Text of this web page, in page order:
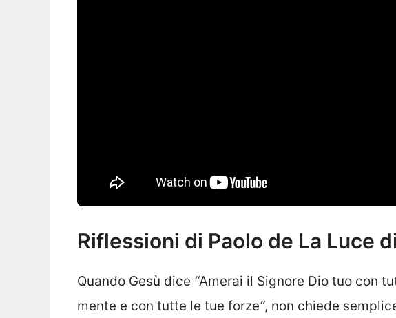
Riflessioni di Paolo de La Luce
Quando Gesù dice “Amerai il Signore Dio tuo con
mente e con tutte le tue forze“, non chiede